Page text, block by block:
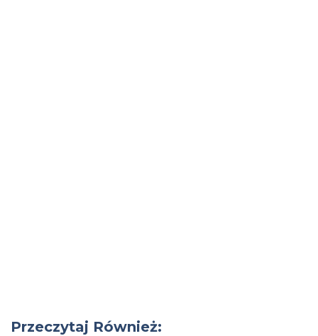
Przeczytaj Również: